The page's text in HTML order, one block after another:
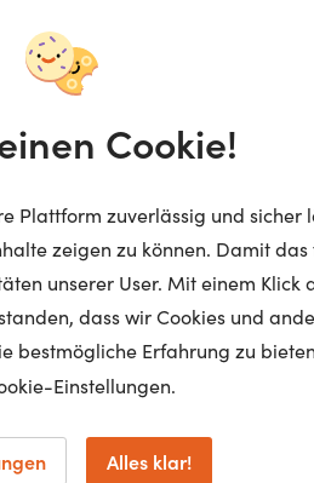
Cookie!
Plattform zuverlässig und sicher
zeigen zu können. Damit das
unserer User. Mit einem Klick
dass wir Cookies und
bestmögliche Erfahrung zu
Einstellungen.
Alles klar!